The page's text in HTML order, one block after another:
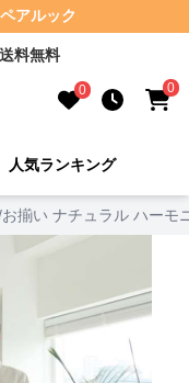
アルック
料無料
0 0
人気ランキング
揃い ナチュラル ハーモ